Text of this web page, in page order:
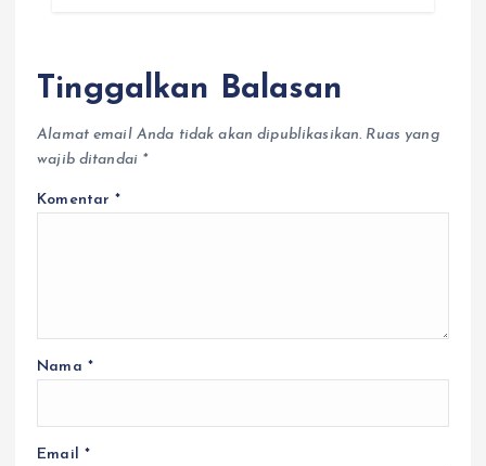
Tinggalkan Balasan
Alamat email Anda tidak akan dipublikasikan. Ruas yang
wajib ditandai *
Komentar*
Nama *
Email *